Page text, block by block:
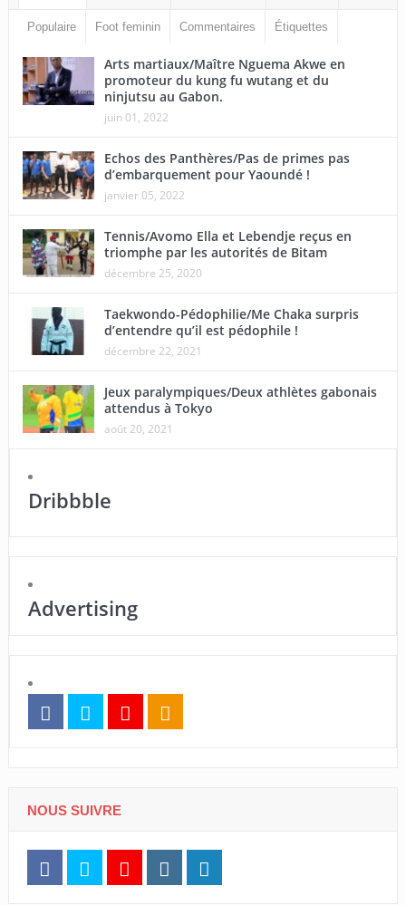
Populaire Foot feminin Commentaires Étiquettes
Arts martiaux/Maître Nguema Akwe en
promoteur du kung fu wutang et du
ninjutsu au Gabon.
juin 01, 2022
Echos des Panthères/Pas de primes pas
d’embarquement pour Yaoundé !
janvier 05, 2022
Tennis/Avomo Ella et Lebendje reçus en
triomphe par les autorités de Bitam
décembre 25, 2020
Taekwondo-Pédophilie/Me Chaka surpris
d’entendre qu’il est pédophile !
décembre 22, 2021
Jeux paralympiques/Deux athlètes gabonais
attendus à Tokyo
août 20, 2021
Dribbble
Advertising
NOUS SUIVRE